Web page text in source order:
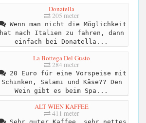
Donatella
205 meter
Wenn man nicht die Möglichkeit
hat nach Italien zu fahren, dann
einfach bei Donatella...
La Bottega Del Gusto
284 meter
20 Euro für eine Vorspeise mit
Schinken, Salami und Käse?? Den
Wein gibt es beim Spa...
ALT WIEN KAFFEE
411 meter